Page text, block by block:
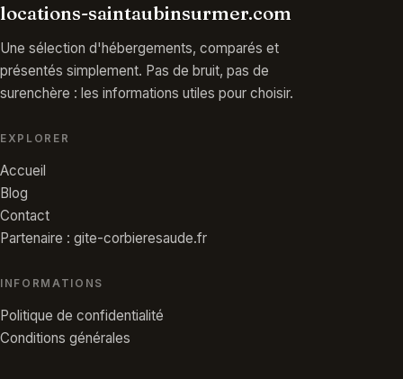
locations-saintaubinsurmer.com
Une sélection d'hébergements, comparés et
présentés simplement. Pas de bruit, pas de
surenchère : les informations utiles pour choisir.
EXPLORER
Accueil
Blog
Contact
Partenaire : gite-corbieresaude.fr
INFORMATIONS
Politique de confidentialité
Conditions générales